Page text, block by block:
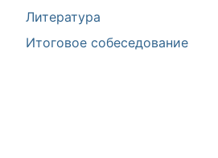
Литература
Итоговое собеседование